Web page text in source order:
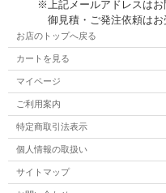
※上記メールアドレスはお
御見積・ご発注依頼はお受
お店のトップへ戻る
カートを見る
マイページ
ご利用案内
特定商取引法表示
個人情報の取扱い
サイトマップ